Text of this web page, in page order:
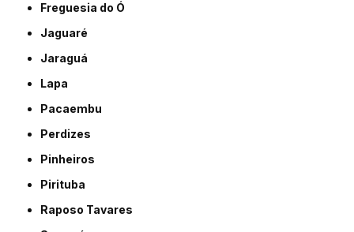
Freguesia do Ó
Jaguaré
Jaraguá
Lapa
Pacaembu
Perdizes
Pinheiros
Pirituba
Raposo Tavares